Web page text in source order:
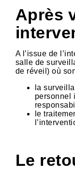
Après
A l’issue de
salle de
de réveil) où
la
personnel
le
Le